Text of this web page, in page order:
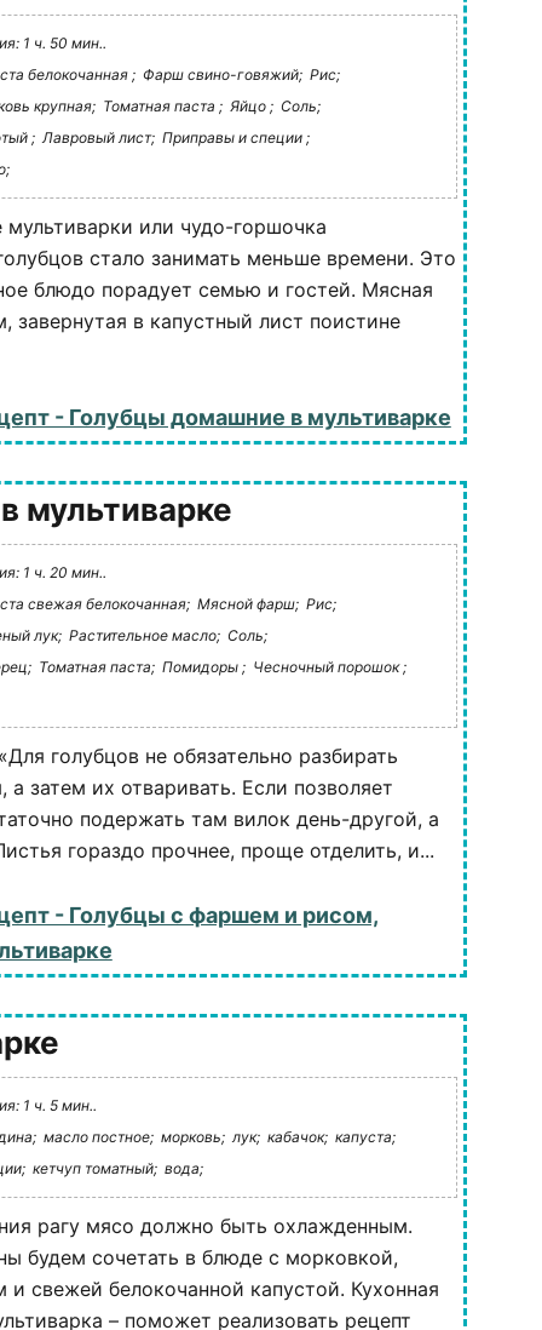
1 ч. 50 мин..
белокочанная ; Фарш свино-говяжий; Рис;
крупная; Томатная паста ; Яйцо ; Соль;
; Лавровый лист; Приправы и специи ;
или чудо-горшочка
стало занимать меньше времени. Это
блюдо порадует семью и гостей. Мясная
завернутая в капустный лист поистине
- Голубцы домашние в мультиварке
мультиварке
1 ч. 20 мин..
свежая белокочанная; Мясной фарш; Рис;
лук; Растительное масло; Соль;
Томатная паста; Помидоры ; Чесночный порошок ;
голубцов не обязательно разбирать
а затем их отваривать. Если позволяет
подержать там вилок день-другой, а
гораздо прочнее, проще отделить, и...
- Голубцы с фаршем и рисом,
1 ч. 5 мин..
масло постное; морковь; лук; кабачок; капуста;
кетчуп томатный; вода;
рагу мясо должно быть охлажденным.
будем сочетать в блюде с морковкой,
и свежей белокочанной капустой. Кухонная
– поможет реализовать рецепт